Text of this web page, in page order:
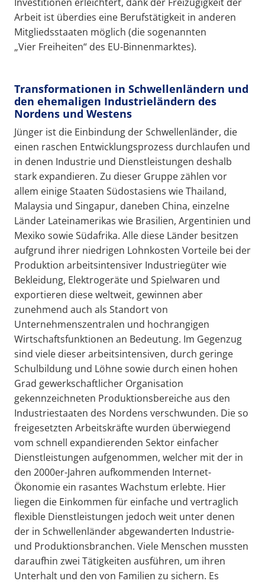
Arbeit ist überdies eine Berufstätigkeit in anderen
Mitgliedsstaaten möglich (die sogenannten
„Vier Freiheiten“ des EU-Binnenmarktes).
Transformationen in Schwellenländern und
den ehemaligen Industrieländern des
Nordens und Westens
Jünger ist die Einbindung der Schwellenländer, die
einen raschen Entwicklungsprozess durchlaufen und
in denen Industrie und Dienstleistungen deshalb
stark expandieren. Zu dieser Gruppe zählen vor
allem einige Staaten Südostasiens wie Thailand,
Malaysia und Singapur, daneben China, einzelne
Länder Lateinamerikas wie Brasilien, Argentinien und
Mexiko sowie Südafrika. Alle diese Länder besitzen
aufgrund ihrer niedrigen Lohnkosten Vorteile bei der
Produktion arbeitsintensiver Industriegüter wie
Bekleidung, Elektrogeräte und Spielwaren und
exportieren diese weltweit, gewinnen aber
zunehmend auch als Standort von
Unternehmenszentralen und hochrangigen
Wirtschaftsfunktionen an Bedeutung. Im Gegenzug
sind viele dieser arbeitsintensiven, durch geringe
Schulbildung und Löhne sowie durch einen hohen
Grad gewerkschaftlicher Organisation
gekennzeichneten Produktionsbereiche aus den
Industriestaaten des Nordens verschwunden. Die so
freigesetzten Arbeitskräfte wurden überwiegend
vom schnell expandierenden Sektor einfacher
Dienstleistungen aufgenommen, welcher mit der in
den 2000er-Jahren aufkommenden Internet-
Ökonomie ein rasantes Wachstum erlebte. Hier
liegen die Einkommen für einfache und vertraglich
flexible Dienstleistungen jedoch weit unter denen
der in Schwellenländer abgewanderten Industrie-
und Produktionsbranchen. Viele Menschen mussten
daraufhin zwei Tätigkeiten ausführen, um ihren
Unterhalt und den von Familien zu sichern. Es